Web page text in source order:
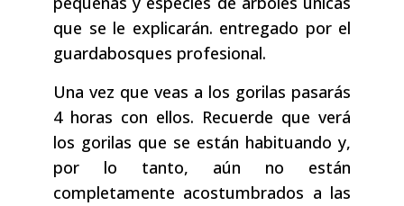
que se le explicarán. entregado por el
guardabosques profesional.
Una vez que veas a los gorilas pasarás
4 horas con ellos. Recuerde que verá
los gorilas que se están habituando y,
por lo tanto, aún no están
completamente acostumbrados a las